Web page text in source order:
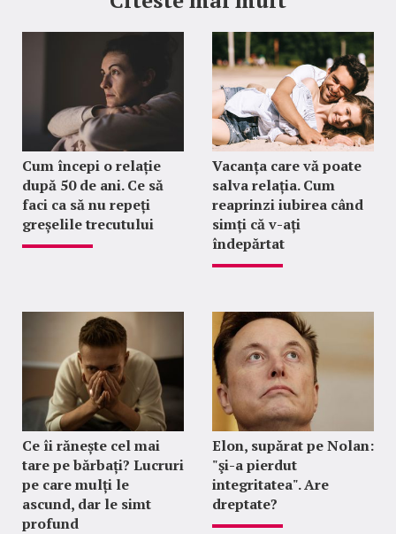
Cum începi o relație
după 50 de ani. Ce să
faci ca să nu repeți
greșelile trecutului
Vacanța care vă poate
salva relația. Cum
reaprinzi iubirea când
simți că v-ați
îndepărtat
Ce îi rănește cel mai
tare pe bărbați? Lucruri
pe care mulți le
ascund, dar le simt
profund
Elon, supărat pe Nolan:
"şi-a pierdut
integritatea". Are
dreptate?